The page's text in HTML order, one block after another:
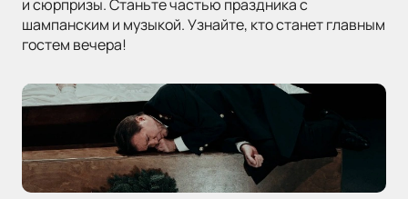
и сюрпризы. Станьте частью праздника с
шампанским и музыкой. Узнайте, кто станет главным
гостем вечера!